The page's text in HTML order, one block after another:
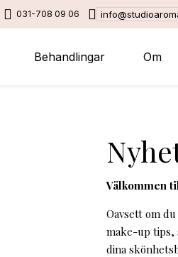
031-708 09 06
Behandlingar Om
Välkommen
Oavsett om
make-up tips,
dina